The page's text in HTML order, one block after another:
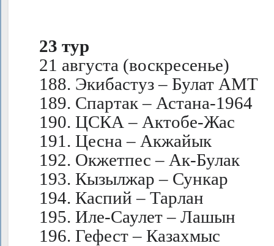
23 тур
21 августа (воскресенье)
188. Экибастуз – Булат АМТ
189. Спартак – Астана-1964
190. ЦСКА – Актобе-Жас
191. Цесна – Акжайык
192. Окжетпес – Ак-Булак
193. Кызылжар – Сункар
194. Каспий – Тарлан
195. Иле-Саулет – Лашын
196. Гефест – Казахмыс